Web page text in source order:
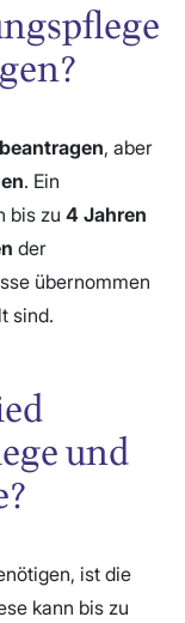
, aber
. Ein
bis zu 4 Jahren
der
übernommen
sind.
und
ist die
kann bis zu